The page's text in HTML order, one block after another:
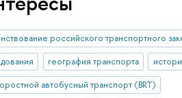
российского транспортного
география транспорта
автобусный транспорт (BRT)